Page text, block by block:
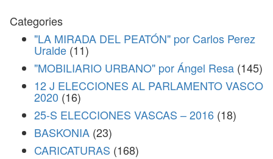
Categories
"LA MIRADA DEL PEATÓN" por Carlos Perez
Uralde (11)
"MOBILIARIO URBANO" por Ángel Resa (145)
12 J ELECCIONES AL PARLAMENTO VASCO
2020 (16)
25-S ELECCIONES VASCAS – 2016 (18)
BASKONIA (23)
CARICATURAS (168)